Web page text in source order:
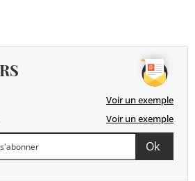
Voir un exemple
Voir un exemple